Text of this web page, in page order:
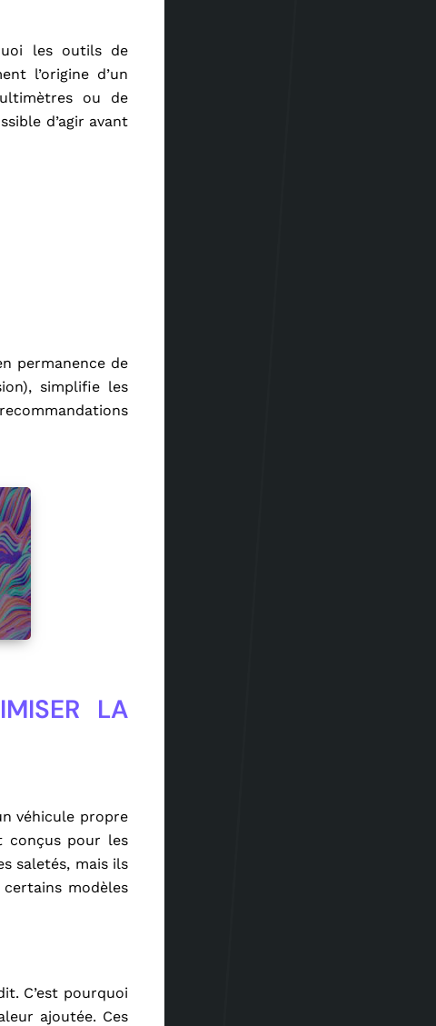
les outils de
l’origine d’un
ou de
d’agir avant
permanence de
simplifie les
LA
véhicule propre
conçus pour les
saletés, mais ils
modèles
C’est pourquoi
ajoutée. Ces